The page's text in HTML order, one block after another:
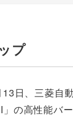
プ
日、三菱自
の高性能バ